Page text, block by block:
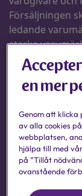
en mer
Genom att klicka
av alla cookies
webbplatsen,
hjälpa till med
på ”Tillåt
ovanstående